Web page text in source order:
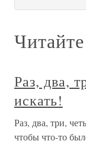
Раз, два,
искать!
Раз, два, три,
чтобы что-то